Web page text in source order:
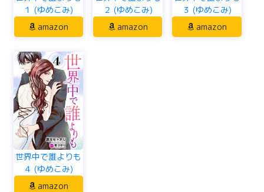
１ (ゆめこみ)
amazon
２ (ゆめこみ)
amazon
３ (ゆめこみ)
amazon
世界中で誰よりも
４ (ゆめこみ)
amazon